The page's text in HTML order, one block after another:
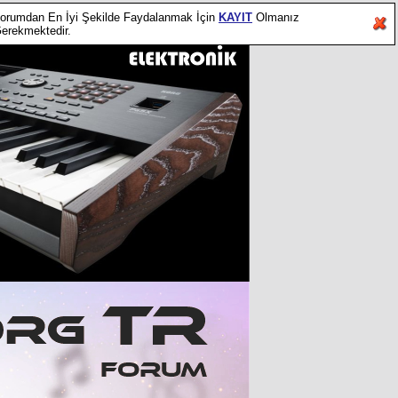
En İyi Şekilde Faydalanmak İçin KAYIT Olmanız